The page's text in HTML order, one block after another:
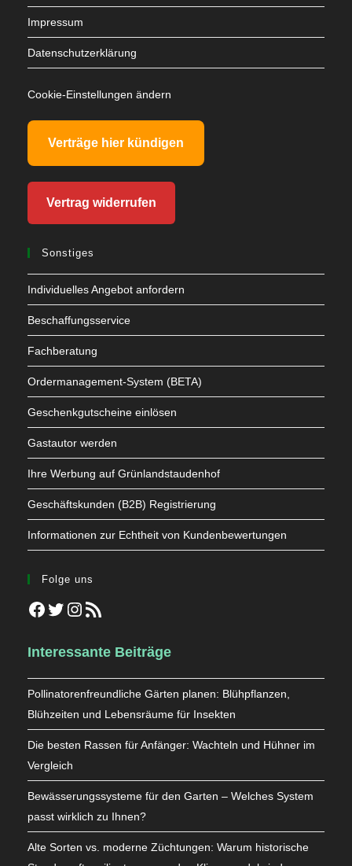
Impressum
Datenschutzerklärung
Cookie-Einstellungen ändern
Verträge hier kündigen
Vertrag widerrufen
Sonstiges
Individuelles Angebot anfordern
Beschaffungsservice
Fachberatung
Ordermanagement-System (BETA)
Geschenkgutscheine einlösen
Gastautor werden
Ihre Werbung auf Grünlandstaudenhof
Geschäftskunden (B2B) Registrierung
Informationen zur Echtheit von Kundenbewertungen
Folge uns
Facebook
TwitterInstagram
RSS-Feed
Interessante Beiträge
Pollinatorenfreundliche Gärten planen: Blühpflanzen,
Blühzeiten und Lebensräume für Insekten
Die besten Rassen für Anfänger: Wachteln und Hühner im
Vergleich
Bewässerungssysteme für den Garten – Welches System
passt wirklich zu Ihnen?
Alte Sorten vs. moderne Züchtungen: Warum historische